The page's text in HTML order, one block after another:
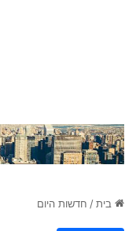
בית/ חדשות היום